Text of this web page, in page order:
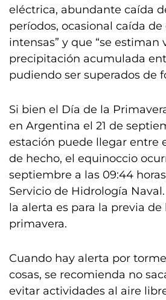
eléctrica, abundante caída
períodos, ocasional caída de
intensas” y que “se estiman
precipitación acumulada
pudiendo ser superados de
Si bien el Día de la
en Argentina el 21 de
estación puede llegar entre
de hecho, el equinoccio
septiembre a las 09:44
Servicio de Hidrología
la alerta es para la previa de
primavera.
Cuando hay alerta por
cosas, se recomienda no
evitar actividades al aire